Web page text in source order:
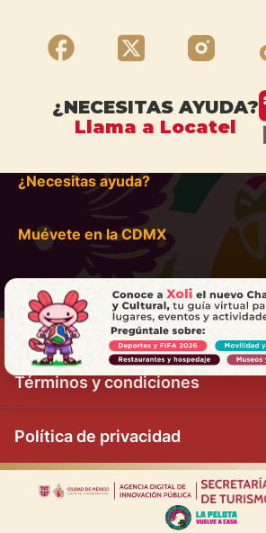
¿NECESITAS AYUDA?
Llama a Locatel
¿Necesitas ayuda?
Muévete en la CDMX
Términos y condiciones
Política de privacidad